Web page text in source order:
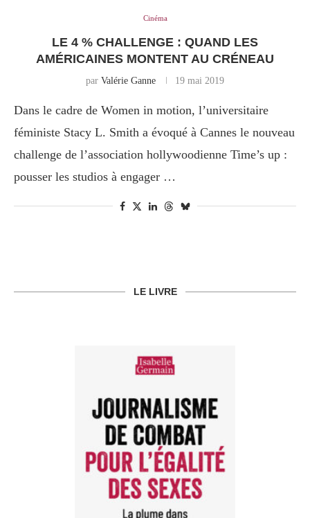
Cinéma
LE 4 % CHALLENGE : QUAND LES
AMÉRICAINES MONTENT AU CRÉNEAU
par Valérie Ganne 19 mai 2019
Dans le cadre de Women in motion, l’universitaire
féministe Stacy L. Smith a évoqué à Cannes le nouveau
challenge de l’association hollywoodienne Time’s up :
pousser les studios à engager …
LE LIVRE